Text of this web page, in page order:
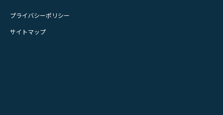
プライバシーポリシー
サイトマップ